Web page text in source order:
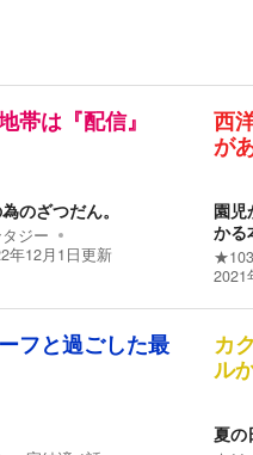
帯は『配信』
のざつだん。
ジー
年12月1日更新
西
が
園
かる
★103
2021
フと過ごした最
カ
ル
夏の